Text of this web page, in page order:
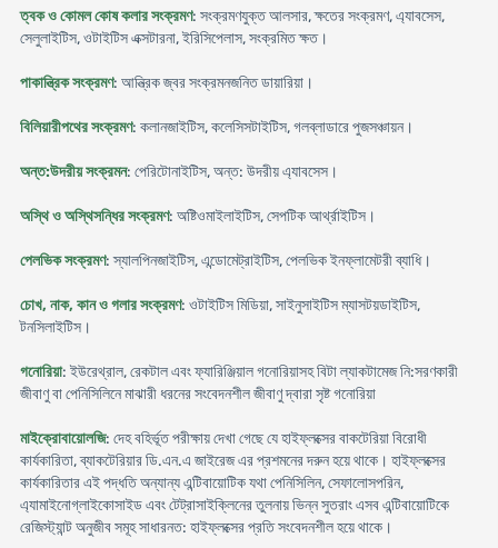
ত্বক ও কোমল কোষ কলার সংক্রমণ: সংক্রমণযুক্ত আলসার, ক্ষতের সংক্রমণ, এ্যাবসেস,
সেলুলাইটিস, ওটাইটিস এক্সটারনা, ইরিসিপেলাস, সংক্রমিত ক্ষত।
পাকান্ত্রিক সংক্রমণ: আন্ত্রিক জ্বর সংক্রমনজনিত ডায়ারিয়া।
বিলিয়ারীপথের সংক্রমণ: কলানজাইটিস, কলেসিসটাইটিস, গলব্লাডারে পুজসঞ্চায়ন।
অন্ত:উদরীয় সংক্রমন: পেরিটোনাইটিস, অন্ত: উদরীয় এ্যাবসেস।
অস্থি ও অস্থিসন্ধির সংক্রমণ: অষ্টিওমাইলাইটিস, সেপটিক আর্থ্রাইটিস।
পেলভিক সংক্রমণ: স্যালপিনজাইটিস, এন্ডোমেট্রাইটিস, পেলভিক ইনফ্লামেটরী ব্যাধি।
চোখ, নাক, কান ও গলার সংক্রমণ: ওটাইটিস মিডিয়া, সাইনুসাইটিস ম্যাসটয়ডাইটিস,
টনসিলাইটিস।
গনোরিয়া: ইউরেথ্রাল, রেকটাল এবং ফ্যারিঞ্জিয়াল গনোরিয়াসহ বিটা ল্যাকটামেজ নি:সরণকারী
জীবাণু বা পেনিসিলিনে মাঝারী ধরনের সংবেদনশীল জীবাণু দ্বারা সৃষ্ট গনোরিয়া
মাইক্রোবায়োলজি: দেহ বহির্ভূত পরীক্ষায় দেখা গেছে যে হাইফ্লক্সের বাকটেরিয়া বিরোধী
কার্যকারিতা, ব্যাকটেরিয়ার ডি.এন.এ জাইরেজ এর প্রশমনের দরুন হয়ে থাকে। হাইফ্লক্সের
কার্যকারিতার এই পদ্ধতি অন্যান্য এন্টিবায়োটিক যথা পেনিসিলিন, সেফালোসপরিন,
এ্যামাইনোগ্লাইকোসাইড এবং টেট্রাসাইক্লিনের তুলনায় ভিন্ন সুতরাং এসব এন্টিবায়োটিকে
রেজিস্ট্যান্ট অনুজীব সমূহ সাধারনত: হাইফ্লক্সের প্রতি সংবেদনশীল হয়ে থাকে।